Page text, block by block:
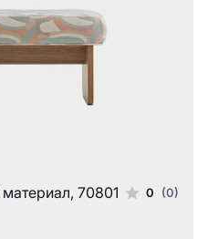
70801
0 (0)